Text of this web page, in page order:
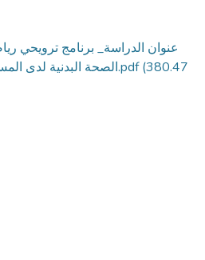
عنوان الدراسة_ برنامج ترويحي
الصحة البدنية لدى المسنات (60 سنة فما فوق). (2).pdf(380.47